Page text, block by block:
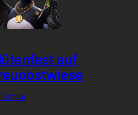
auf
Familie